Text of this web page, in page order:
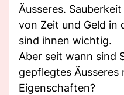
Äusseres.
von Zeit und Geld in
sind ihnen wichtig.
Aber seit wann sind
gepflegtes Äusseres
Eigenschaften?